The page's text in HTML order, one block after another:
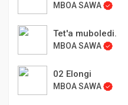
MBOA SAWA
Tet'a muboledi.
MBOA SAWA
02 Elongi
MBOA SAWA